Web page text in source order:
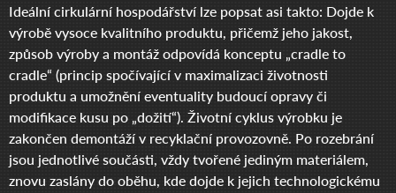
Ideální cirkulární hospodářství lze popsat asi takto: Dojde k
výrobě vysoce kvalitního produktu, přičemž jeho jakost,
způsob výroby a montáž odpovídá konceptu „cradle to
cradle“ (princip spočívající v maximalizaci životnosti
produktu a umožnění eventuality budoucí opravy či
modifikace kusu po „dožití“). Životní cyklus výrobku je
zakončen demontáží v recyklační provozovně. Po rozebrání
jsou jednotlivé součásti, vždy tvořené jediným materiálem,
znovu zaslány do oběhu, kde dojde k jejich technologickému